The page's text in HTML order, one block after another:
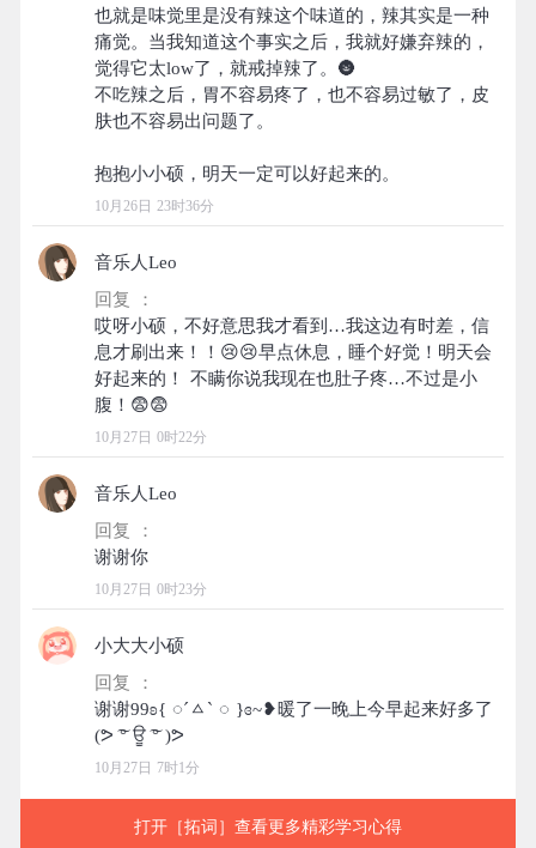
也就是味觉里是没有辣这个味道的，辣其实是一种
痛觉。当我知道这个事实之后，我就好嫌弃辣的，
觉得它太low了，就戒掉辣了。🌚
不吃辣之后，胃不容易疼了，也不容易过敏了，皮
肤也不容易出问题了。
10月26日 23时36分
音乐人Leo
回复 ：
哎呀小硕，不好意思我才看到…我这边有时差，信
息才刷出来！！😢😢早点休息，睡个好觉！明天会
好起来的！ 不瞒你说我现在也肚子疼…不过是小
10月27日 0时22分
音乐人Leo
回复 ：
10月27日 0时23分
小大大小硕
回复 ：
谢谢99ʚ{ ︎︎◌ˊㅿˋ ︎︎◌ }ɞ~❥暖了一晚上今早起来好多了
10月27日 7时1分
打开［拓词］查看更多精彩学习心得